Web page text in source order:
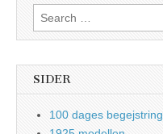
Search
for:
SIDER
100 dages begejstring